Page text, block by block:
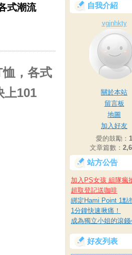
式潮流
，各式
上101
自我介紹
vgjnhkty
關於本站
留言板
地圖
加入好友
愛的鼓勵： 1
文章篇數：
站方公告
加入PS女孩 組隊瘋
超取登記送咖啡
綁定Hami Point 1點
1分鐘快速揪痛！
成為獨立小姐的滾錢
好友列表